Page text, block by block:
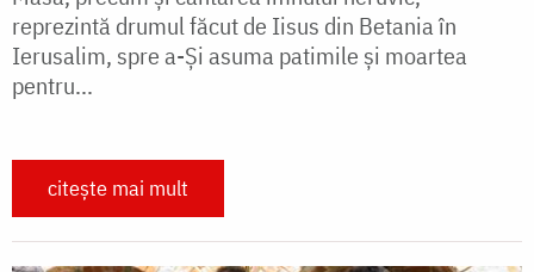
reprezintă drumul făcut de Iisus din Betania în
Ierusalim, spre a-Și asuma patimile și moartea
pentru...
citește mai mult